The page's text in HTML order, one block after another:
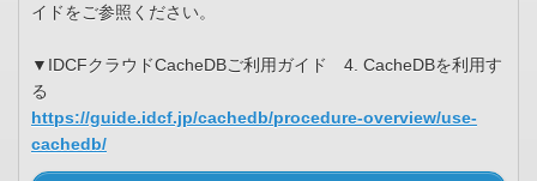
イドをご参照ください。
▼IDCFクラウドCacheDBご利用ガイド 4. CacheDBを利用す
る
https://guide.idcf.jp/cachedb/procedure-overview/use-
cachedb/